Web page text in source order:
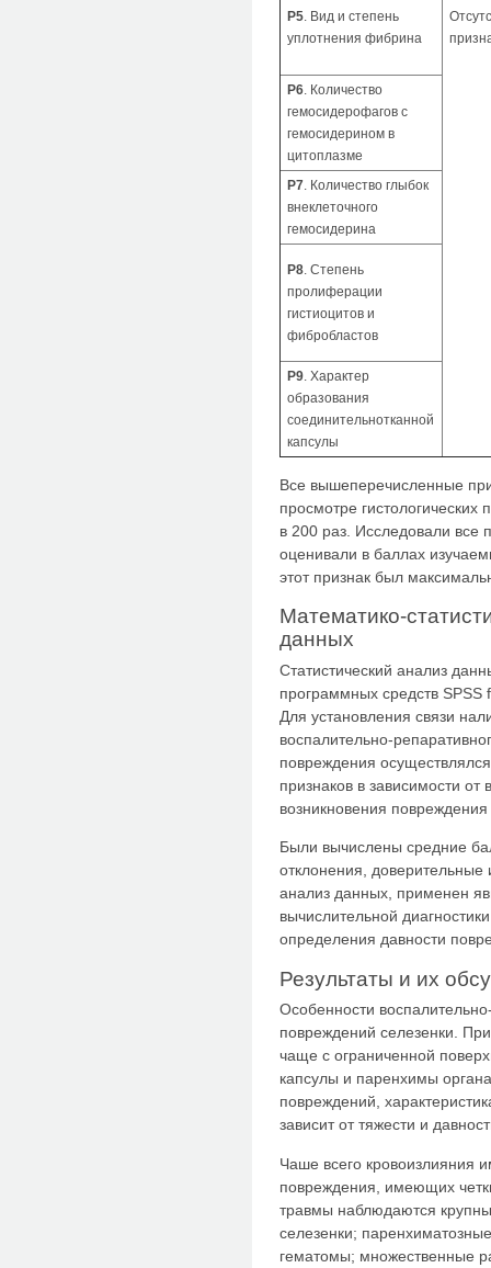
Р5. Вид и степень
уплотнения фибрина
Р6. Количество
гемосидерофагов с
гемосидерином в
цитоплазме
Р7. Количество глыбок
внеклеточного
гемосидерина
Р8. Степень
пролиферации
гистиоцитов и
фибробластов
Р9. Характер
образования
соединительнотканной
капсулы
Все вышеперечисленные
просмотре
в 200 раз. Исследовали все
оценивали в баллах
этот признак был
Математико-
данных
Статистический анализ
программных средств
Для установления связи
воспалительно-
повреждения
признаков в зависимости
возникновения повреждения
Были вычислены средние
отклонения,
анализ данных, применен
вычислительной
определения давности
Результаты и их
Особенности
повреждений селезенки.
чаще с ограниченной
капсулы и паренхимы
повреждений,
зависит от тяжести и
Чаше всего кровоизлияния
повреждения, имеющих
травмы наблюдаются
селезенки;
гематомы; множественные